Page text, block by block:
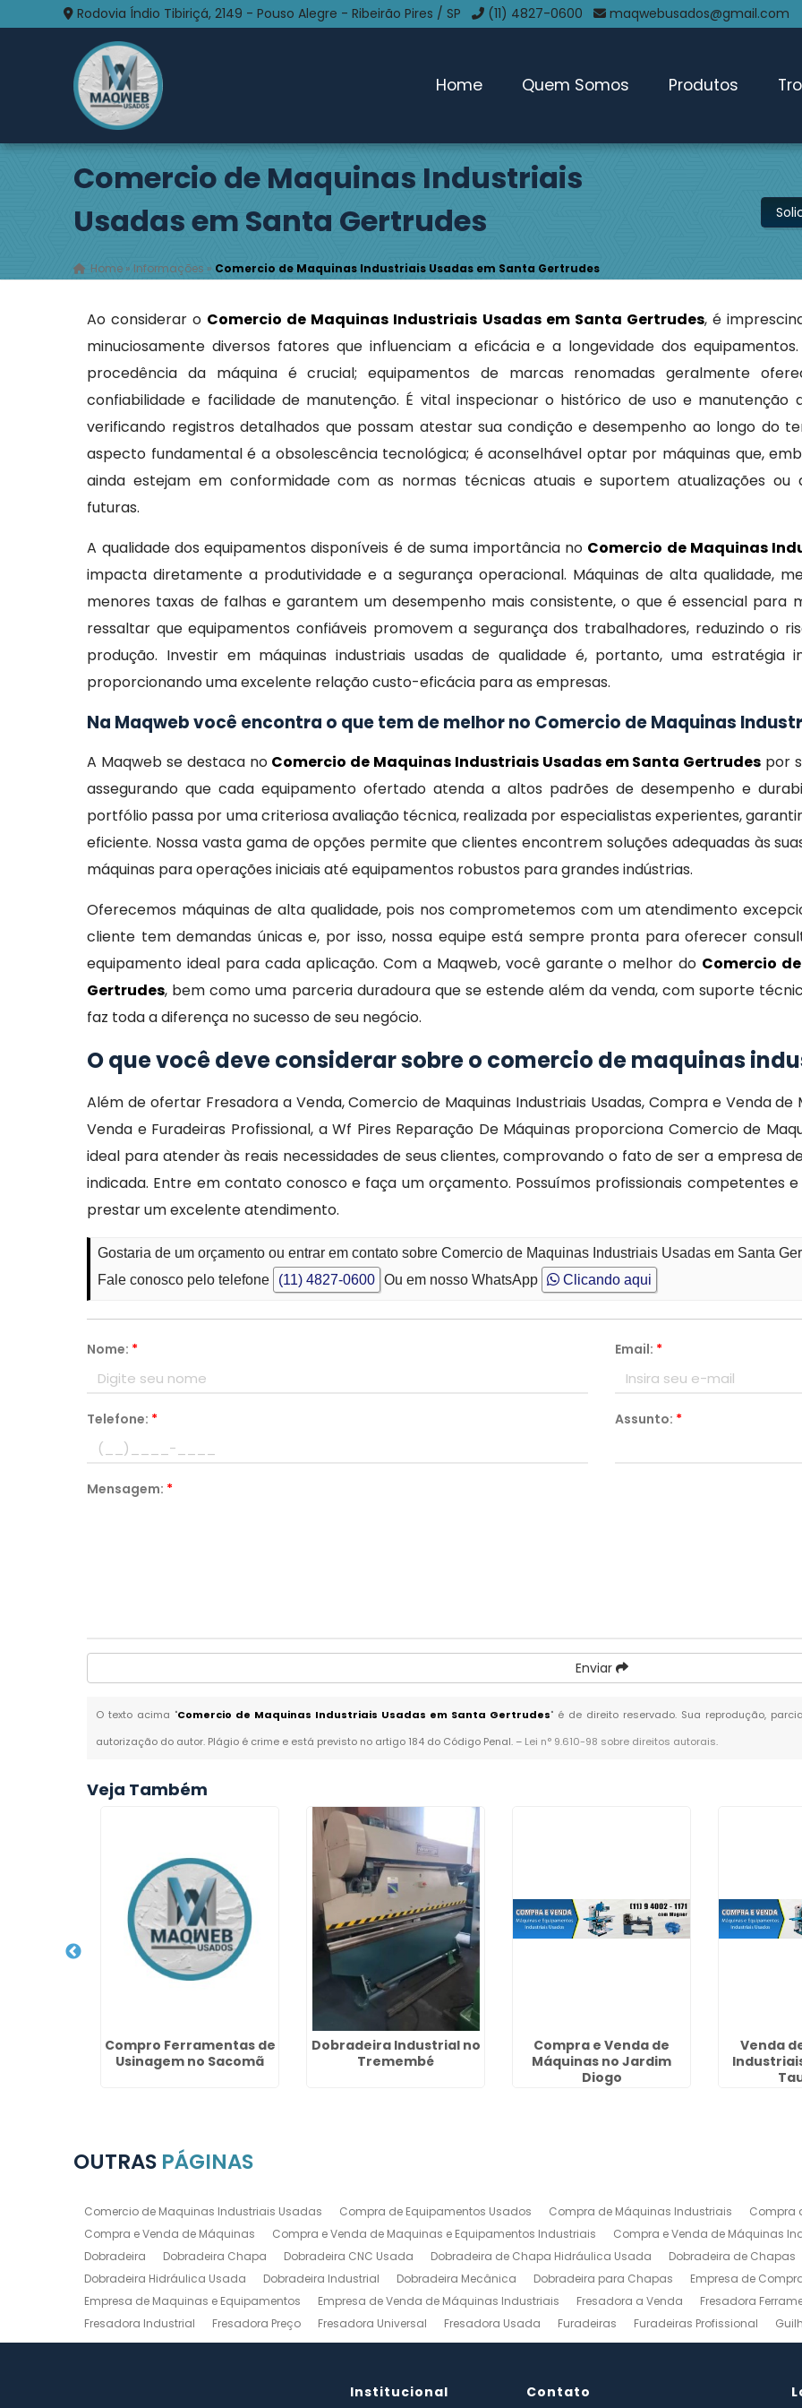
Rodovia Índio Tibiriçá, 2149 - Pouso Alegre - Ribeirão Pires / SP (11) 4827-0600 maqwebusados@gmail.com
Home Quem Somos Produtos
Comercio de Maquinas Industriais
Usadas em Santa Gertrudes
Home » Informações » Comercio de Maquinas Industriais Usadas em Santa Gertrudes
Ao considerar o Comercio de Maquinas Industriais Usadas em Santa Gertrudes, é
minuciosamente diversos fatores que influenciam a eficácia e a longevidade dos
procedência da máquina é crucial; equipamentos de marcas renomadas geralmente
confiabilidade e facilidade de manutenção. É vital inspecionar o histórico de uso e manutenção
verificando registros detalhados que possam atestar sua condição e desempenho ao longo do
aspecto fundamental é a obsolescência tecnológica; é aconselhável optar por máquinas que,
ainda estejam em conformidade com as normas técnicas atuais e suportem atualizações ou
futuras.
A qualidade dos equipamentos disponíveis é de suma importância no Comercio de Maquinas
impacta diretamente a produtividade e a segurança operacional. Máquinas de alta qualidade,
menores taxas de falhas e garantem um desempenho mais consistente, o que é essencial
ressaltar que equipamentos confiáveis promovem a segurança dos trabalhadores, reduzindo o
produção. Investir em máquinas industriais usadas de qualidade é, portanto, uma estratégia
proporcionando uma excelente relação custo-eficácia para as empresas.
Na Maqweb você encontra o que tem de melhor no Comercio de Maquinas
A Maqweb se destaca no Comercio de Maquinas Industriais Usadas em Santa Gertrudes por
assegurando que cada equipamento ofertado atenda a altos padrões de desempenho e
portfólio passa por uma criteriosa avaliação técnica, realizada por especialistas experientes,
eficiente. Nossa vasta gama de opções permite que clientes encontrem soluções adequadas às
máquinas para operações iniciais até equipamentos robustos para grandes indústrias.
Oferecemos máquinas de alta qualidade, pois nos comprometemos com um atendimento
cliente tem demandas únicas e, por isso, nossa equipe está sempre pronta para oferecer
equipamento ideal para cada aplicação. Com a Maqweb, você garante o melhor do Comercio
Gertrudes, bem como uma parceria duradoura que se estende além da venda, com suporte
faz toda a diferença no sucesso de seu negócio.
O que você deve considerar sobre o comercio de maquinas
Além de ofertar Fresadora a Venda, Comercio de Maquinas Industriais Usadas, Compra e Venda
Venda e Furadeiras Profissional, a Wf Pires Reparação De Máquinas proporciona Comercio de
ideal para atender às reais necessidades de seus clientes, comprovando o fato de ser a empresa
indicada. Entre em contato conosco e faça um orçamento. Possuímos profissionais competentes
prestar um excelente atendimento.
Gostaria de um orçamento ou entrar em contato sobre Comercio de Maquinas Industriais Usadas em Santa
Fale conosco pelo telefone
(11) 4827-0600 Ou em nosso WhatsApp Clicando aqui
Nome: * Email: *
Telefone: * Assunto: *
Mensagem: *
Enviar
O texto acima "Comercio de Maquinas Industriais Usadas em Santa Gertrudes" é de direito reservado. Sua reprodução,
autorização do autor. Plágio é crime e está previsto no artigo 184 do Código Penal. – Lei n° 9.610-98 sobre direitos autorais.
Veja Também
Compro Ferramentas de
Usinagem no Sacomã
Dobradeira Industrial no
Tremembé
Compra e Venda de
Máquinas no Jardim
Diogo
Venda
OUTRAS PÁGINAS
Comercio de Maquinas Industriais Usadas Compra de Equipamentos Usados Compra de Máquinas Industriais
Compra
Compra e Venda de Máquinas
Compra e Venda de Maquinas e Equipamentos Industriais Compra e Venda de Máquinas
Dobradeira
Dobradeira Chapa Dobradeira CNC Usada Dobradeira de Chapa Hidráulica Usada Dobradeira de Chapas
Dobradeira Hidráulica Usada
Dobradeira Industrial Dobradeira Mecânica Dobradeira para Chapas
Empresa de
Empresa de Maquinas e Equipamentos
Empresa de Venda de Máquinas Industriais Fresadora a Venda Fresadora
Fresadora Industrial
Fresadora Preço Fresadora Universal Fresadora Usada Furadeiras Furadeiras Profissional
Guilhotina Industrial
Guilhotina Industrial para Chapas de Aço Maquinas para Marcenaria Maquinas para Marcenaria a
Torno Mecânico Usado Barato Venda de Máquinas Industriais Venda de Máquinas Industriais
Institucional Contato